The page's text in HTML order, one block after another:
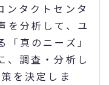
ンタクトセンタ
を分析して、ユ
真のニーズ」
、調査・分析し
を決定しま